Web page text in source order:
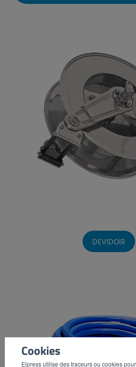
Cookies
Elpress utilise des traceurs ou cookies
DEVIDOIR